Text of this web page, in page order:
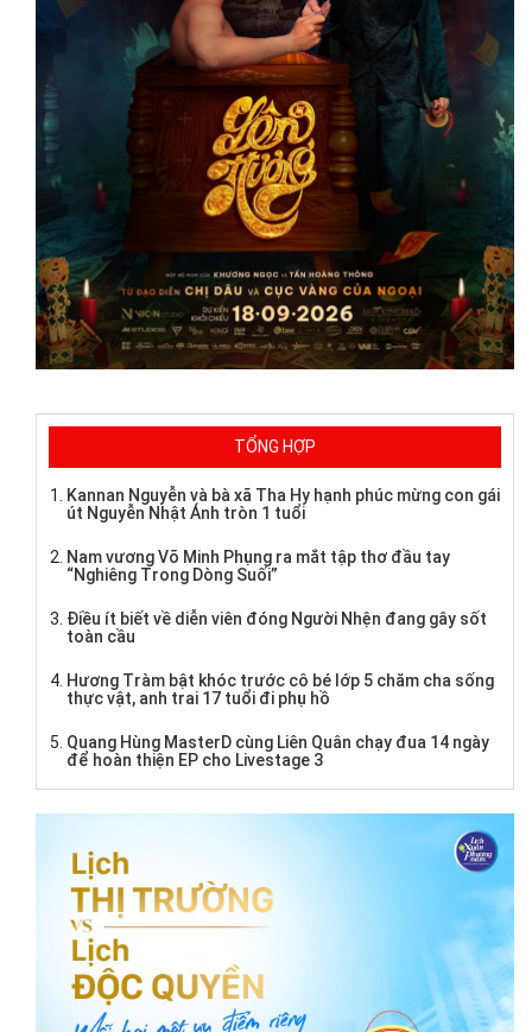
TỔNG HỢP
Kannan Nguyễn và bà xã Tha Hy hạnh phúc mừng con gái
út Nguyễn Nhật Ánh tròn 1 tuổi
Nam vương Võ Minh Phụng ra mắt tập thơ đầu tay
“Nghiêng Trong Dòng Suối”
Điều ít biết về diễn viên đóng Người Nhện đang gây sốt
toàn cầu
Hương Tràm bật khóc trước cô bé lớp 5 chăm cha sống
thực vật, anh trai 17 tuổi đi phụ hồ
Quang Hùng MasterD cùng Liên Quân chạy đua 14 ngày
để hoàn thiện EP cho Livestage 3